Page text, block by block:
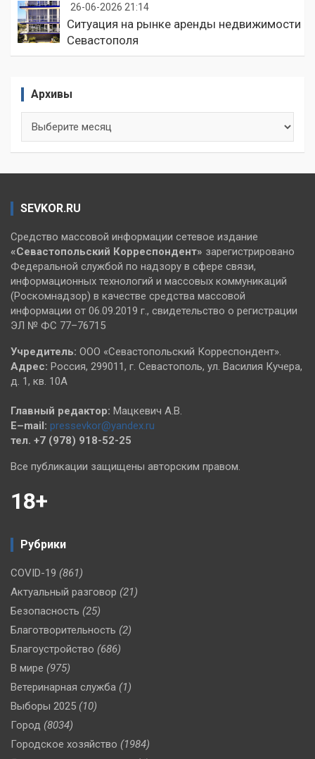
26-06-2026 21:14
Ситуация на рынке аренды недвижимости
Севастополя
Архивы
SEVKOR.RU
Средство массовой информации сетевое издание
«Севастопольский Корреспондент» зарегистрировано
Федеральной службой по надзору в сфере связи,
информационных технологий и массовых коммуникаций
(Роскомнадзор) в качестве средства массовой
информации от 06.09.2019 г., свидетельство о регистрации
ЭЛ № ФС 77–76715
Учредитель: ООО «Севастопольский Корреспондент».
Адрес: Россия, 299011, г. Севастополь, ул. Василия Кучера,
д. 1, кв. 10А
Главный редактор: Мацкевич А.В.
E–mail: pressevkor@yandex.ru
тел. +7 (978) 918-52-25
Все публикации защищены авторским правом.
18+
Рубрики
COVID-19 (861)
Актуальный разговор (21)
Безопасность (25)
Благотворительность (2)
Благоустройство (686)
В мире (975)
Ветеринарная служба (1)
Выборы 2025 (10)
Город (8034)
Городское хозяйство (1984)